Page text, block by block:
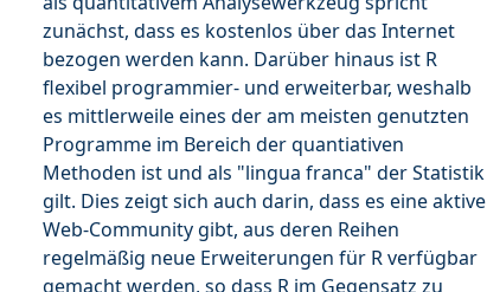
zunächst, dass es kostenlos über das Internet
bezogen werden kann. Darüber hinaus ist R
flexibel programmier- und erweiterbar, weshalb
es mittlerweile eines der am meisten genutzten
Programme im Bereich der quantiativen
Methoden ist und als "lingua franca" der Statistik
gilt. Dies zeigt sich auch darin, dass es eine aktive
Web-Community gibt, aus deren Reihen
regelmäßig neue Erweiterungen für R verfügbar
gemacht werden, so dass R im Gegensatz zu